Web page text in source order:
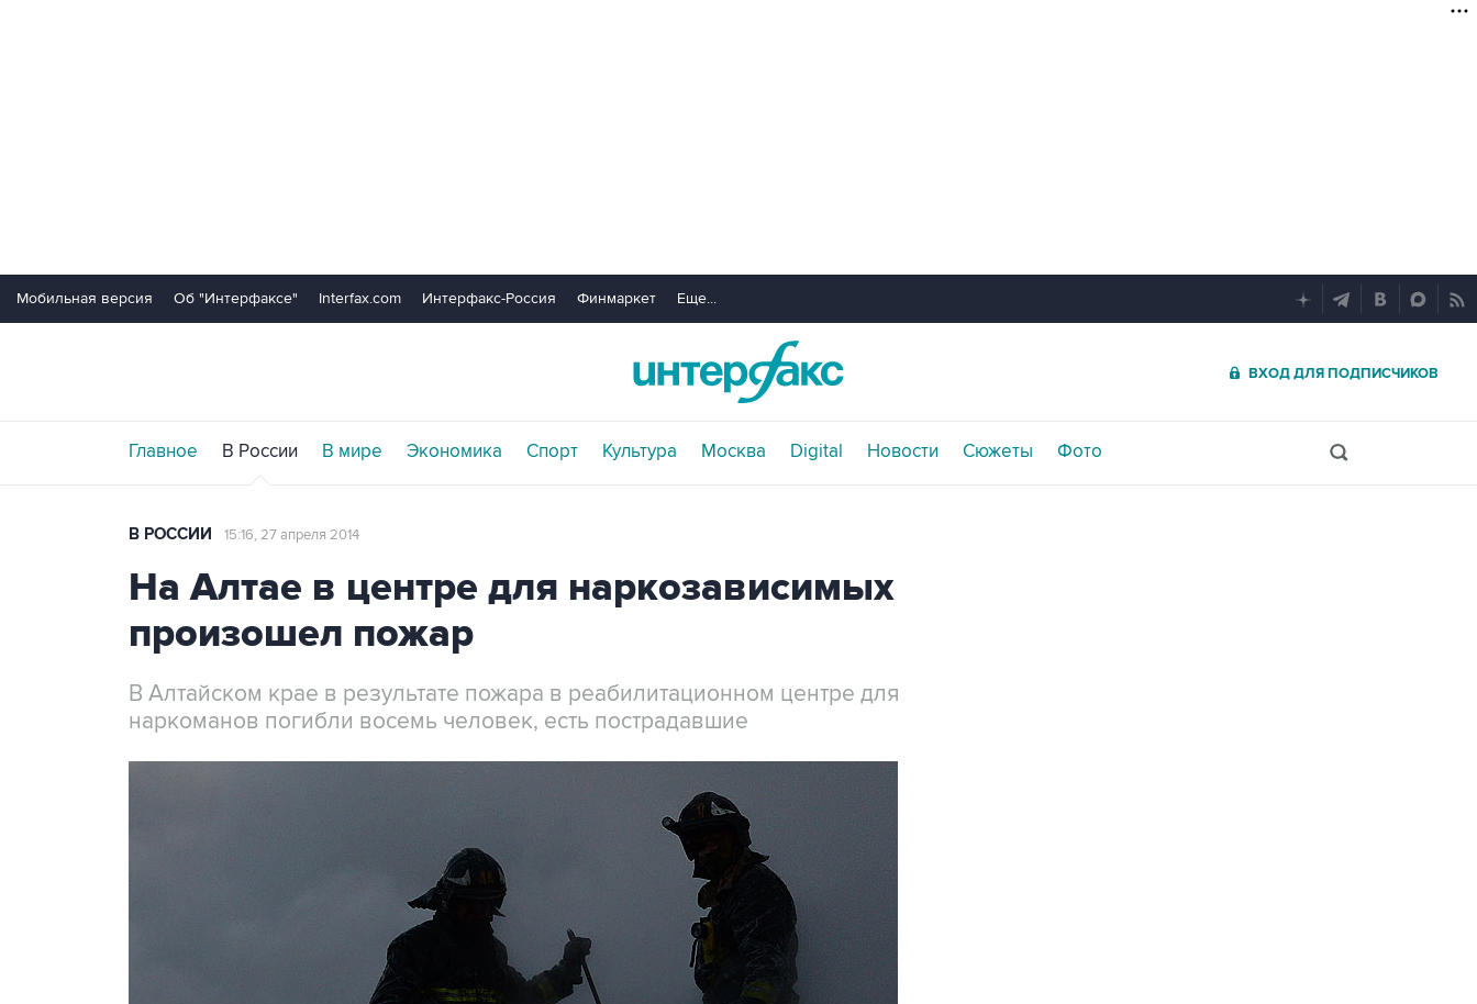
Мобильная версия Об "Интерфаксе" Interfax.com Интерфакс-Россия Финмаркет Еще...
ВХОД ДЛЯ ПОДПИСЧИКОВ
Главное В России В мире Экономика Спорт Культура Москва Digital Новости Сюжеты Фото
В РОССИИ 15:16, 27 апреля 2014
На Алтае в центре для наркозависимых
произошел пожар
В Алтайском крае в результате пожара в реабилитационном центре для
наркоманов погибли восемь человек, есть пострадавшие